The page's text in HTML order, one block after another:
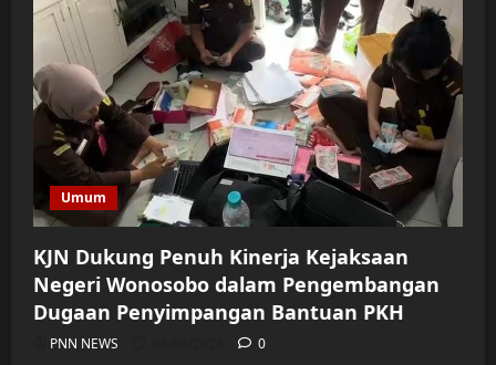
Umum
KJN Dukung Penuh Kinerja Kejaksaan
Negeri Wonosobo dalam Pengembangan
Dugaan Penyimpangan Bantuan PKH
PNN NEWS 0